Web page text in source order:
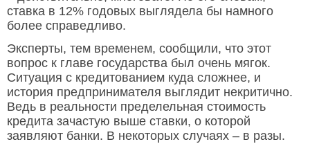
ставка в 12% годовых выглядела бы намного
более справедливо.
Эксперты, тем временем, сообщили, что этот
вопрос к главе государства был очень мягок.
Ситуация с кредитованием куда сложнее, и
история предпринимателя выглядит некритично.
Ведь в реальности пределельная стоимость
кредита зачастую выше ставки, о которой
заявляют банки. В некоторых случаях – в разы.